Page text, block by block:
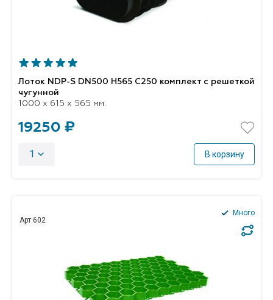
Лоток NDP-S DN500 H565 C250 комплект с решеткой
чугунной
1000 x 615 x 565 мм.
19250 ₽
1 В корзину
Арт 602
Много